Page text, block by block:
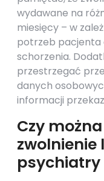
wydawane na
miesięcy – w
potrzeb pacjenta
schorzenia.
przestrzegać
danych
informacji
Czy
zwolnienie
psychiatry